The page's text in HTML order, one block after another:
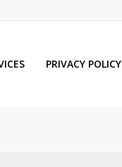
PRIVACY POLICY